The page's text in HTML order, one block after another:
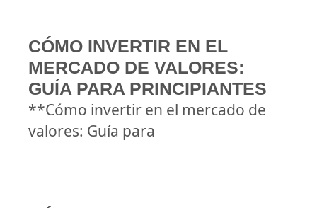
CÓMO INVERTIR EN EL
MERCADO DE VALORES:
GUÍA PARA PRINCIPIANTES
**Cómo invertir en el mercado de
valores: Guía para